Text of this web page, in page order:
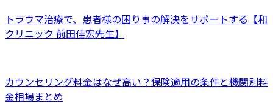
トラウマ治療で、患者様の困り事の解決をサポートする【和
クリニック 前田佳宏先生】
カウンセリング料金はなぜ高い？保険適用の条件と機関別料
金相場まとめ